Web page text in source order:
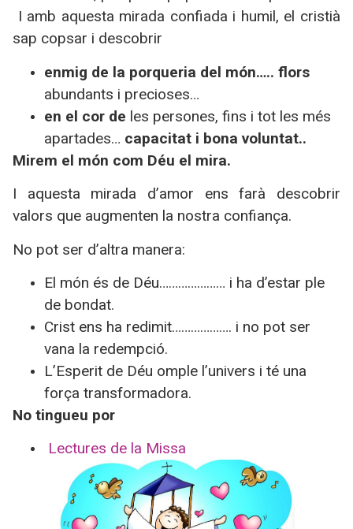
I amb aquesta mirada confiada i humil, el cristià
sap copsar i descobrir
enmig de la porqueria del món….. flors
abundants i precioses…
en el cor de les persones, fins i tot les més
apartades… capacitat i bona voluntat..
Mirem el món com Déu el mira.
I aquesta mirada d’amor ens farà descobrir
valors que augmenten la nostra confiança.
No pot ser d’altra manera:
El món és de Déu………………… i ha d’estar ple
de bondat.
Crist ens ha redimit………………. i no pot ser
vana la redempció.
L’Esperit de Déu omple l’univers i té una
força transformadora.
No tingueu por
Lectures de la Missa